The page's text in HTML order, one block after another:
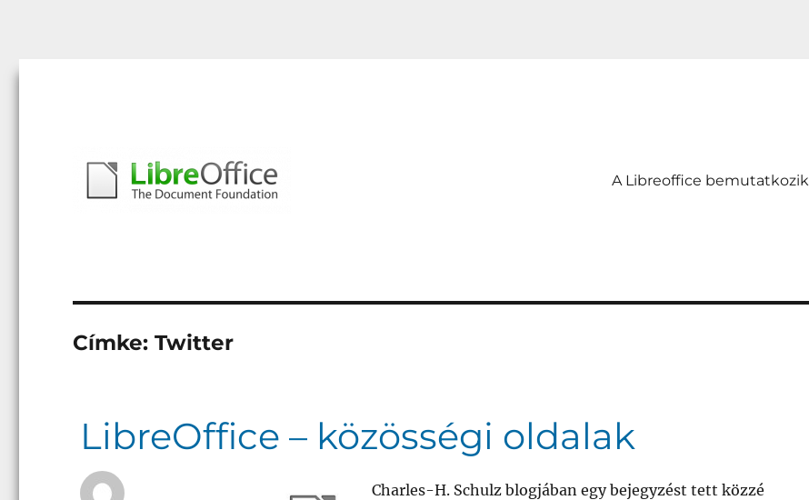
A Libreoffice bemutatkozik
Címke:Twitter
LibreOffice – közösségi oldalak
Charles-H. Schulz blogjában egy bejegyzést tett közzé